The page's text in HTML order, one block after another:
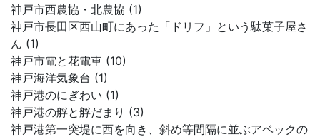
神戸市西農協・北農協 (1)
神戸市長田区西山町にあった「ドリフ」という駄菓子屋さ
ん (1)
神戸市電と花電車 (10)
神戸海洋気象台 (1)
神戸港のにぎわい (1)
神戸港の艀と艀だまり (3)
神戸港第一突堤に西を向き、斜め等間隔に並ぶアベックの